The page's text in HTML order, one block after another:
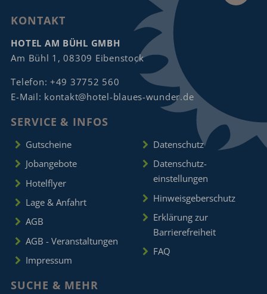
KONTAKT
HOTEL AM BÜHL GMBH
Am Bühl 1, 08309 Eibenstock
Telefon:+49 37752 560
E-Mail: kontakt@hotel-blaues-wunder.de
SERVICE & INFOS
Gutscheine
Jobangebote
Hotelflyer
Lage & Anfahrt
AGB
AGB - Veranstaltungen
Impressum
Datenschutz
Datenschutz­
einstellungen
Hinweisgeberschutz
Erklärung zur
Barrierefreiheit
FAQ
SUCHE & MEHR